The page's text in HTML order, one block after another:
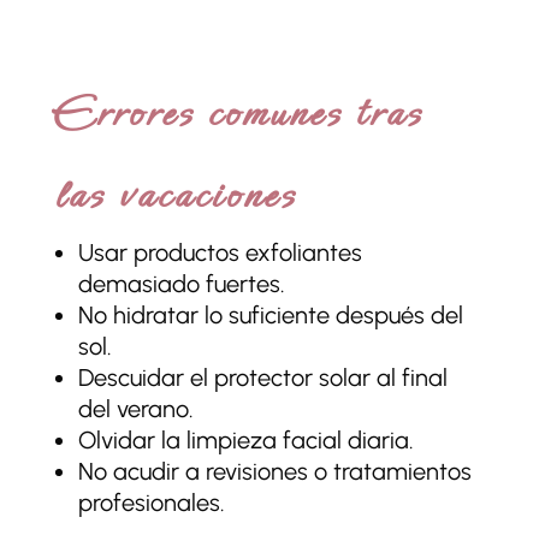
Errores comunes tras
las vacaciones
Usar productos exfoliantes
demasiado fuertes.
No hidratar lo suficiente después del
sol.
Descuidar el protector solar al final
del verano.
Olvidar la limpieza facial diaria.
No acudir a revisiones o tratamientos
profesionales.